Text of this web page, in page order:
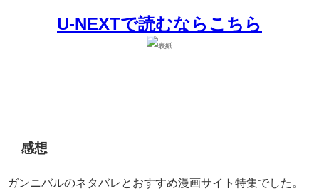
U-NEXTで読むならこちら
感想
ガンニバルのネタバレとおすすめ漫画サイト特集でした。